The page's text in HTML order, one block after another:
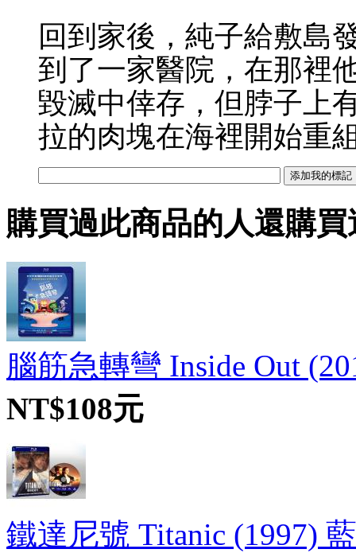
回到家後，純子給敷島
到了一家醫院，在那裡
毀滅中倖存，但脖子上
拉的肉塊在海裡開始重
購買過此商品的人還購買
腦筋急轉彎 Inside Out
NT$108元
鐵達尼號 Titanic (1997)